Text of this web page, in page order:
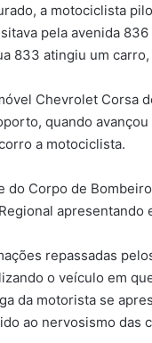
a motociclista
pela avenida
833 atingiu um
Chevrolet Corsa
quando
a motociclista.
do Corpo de
apresentando
repassadas
o veículo em
da motorista se
ao nervosismo das